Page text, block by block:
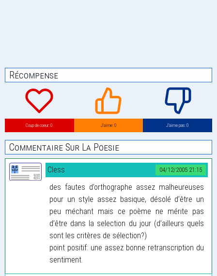
Récompense
Coup de coeur: 0 J’aime: 0 J’aime pas: 0
Commentaire Sur La Poesie
04/12/2005 21:15
Cless
des fautes d’orthographe assez malheureuses
pour un style assez basique, désolé d’être un
peu méchant mais ce poème ne mérite pas
d’être dans la selection du jour (d’ailleurs quels
sont les critères de sélection?)
point positif: une assez bonne retranscription du
sentiment.